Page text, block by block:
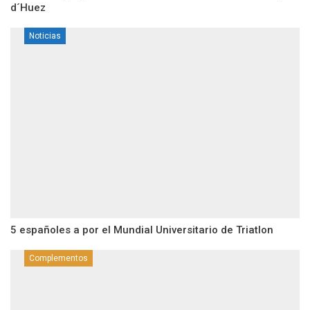
d´Huez
Noticias
5 españoles a por el Mundial Universitario de Triatlon
Complementos